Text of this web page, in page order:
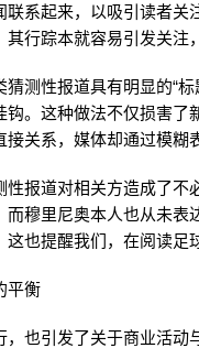
联系起来，以吸引读者
行踪本就容易引发关注
猜测性报道具有明显的“
钩。这种做法不仅损害
关系，媒体却通过模糊
性报道对相关方造成了
穆里尼奥本人也从未表
也提醒我们，在阅读足
平衡
，也引发了关于商业活